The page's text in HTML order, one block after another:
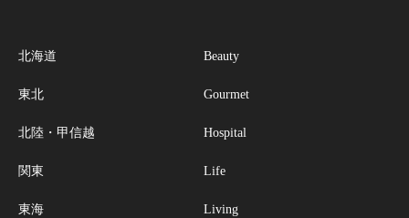
北海道
東北
北陸・甲信越
関東
東海
Beauty
Gourmet
Hospital
Life
Living